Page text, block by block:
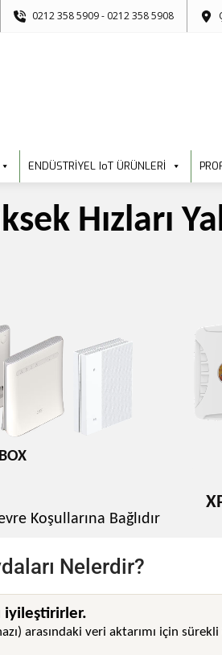
0212 358 5909 - 0212 358 5908
ENDÜSTRİYEL IoT ÜRÜNLERİ
Hızları
Koşullarına Bağlıdır
Nelerdir?
iyileştirirler.
arasındaki veri aktarımı için